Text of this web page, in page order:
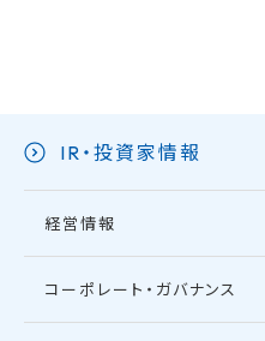
IR・投資家情報
経営情報
コーポレート・ガバナンス